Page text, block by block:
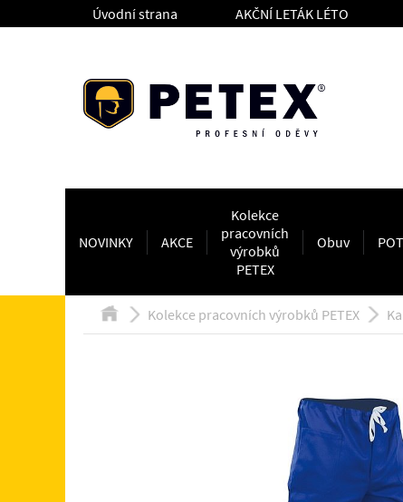
Úvodní strana AKČNÍ LETÁK LÉTO
NOVINKY AKCE
Kolekce
pracovních
výrobků
PETEX
Obuv
Kolekce pracovních výrobků PETEX